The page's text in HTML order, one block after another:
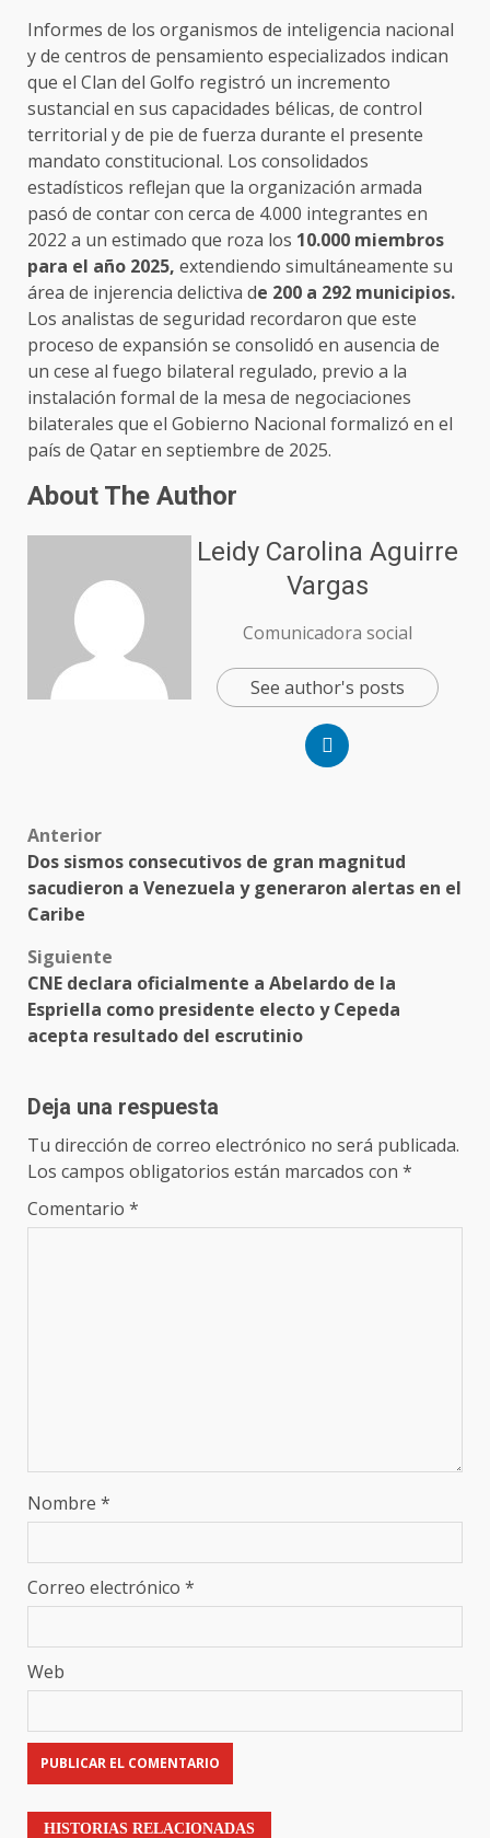
Informes de los organismos de inteligencia nacional
y de centros de pensamiento especializados indican
que el Clan del Golfo registró un incremento
sustancial en sus capacidades bélicas, de control
territorial y de pie de fuerza durante el presente
mandato constitucional. Los consolidados
estadísticos reflejan que la organización armada
pasó de contar con cerca de 4.000 integrantes en
2022 a un estimado que roza los 10.000 miembros
para el año 2025, extendiendo simultáneamente su
área de injerencia delictiva de 200 a 292 municipios.
Los analistas de seguridad recordaron que este
proceso de expansión se consolidó en ausencia de
un cese al fuego bilateral regulado, previo a la
instalación formal de la mesa de negociaciones
bilaterales que el Gobierno Nacional formalizó en el
país de Qatar en septiembre de 2025.
About The Author
Leidy Carolina Aguirre
Vargas
Comunicadora social
See author's posts
Anterior
Dos sismos consecutivos de gran magnitud
sacudieron a Venezuela y generaron alertas en el
Caribe
Siguiente
CNE declara oficialmente a Abelardo de la
Espriella como presidente electo y Cepeda
acepta resultado del escrutinio
Deja una respuesta
Tu dirección de correo electrónico no será publicada.
Los campos obligatorios están marcados con *
Comentario *
Nombre *
Correo electrónico *
Web
HISTORIAS RELACIONADAS